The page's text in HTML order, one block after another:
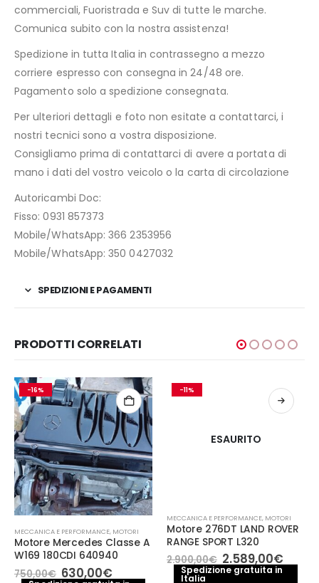
commerciali, Fuoristrada e Suv di tutte le marche.
Comunica subito con la nostra assistenza!
Spedizione in tutta Italia in contrassegno a mezzo
corriere espresso con consegna in 24/48 ore.
Pagamento solo a spedizione consegnata.
Per ulteriori dettagli e foto non esitate a contattarci, i
nostri tecnici sono a vostra disposizione.
Consigliamo prima di contattarci di avere a portata di
mano i dati del vostro veicolo o la carta di circolazione
Autoricambi Doc:
Fisso: 0931 857373
Mobile/WhatsApp: 366 2353956
Mobile/WhatsApp: 350 0427032
SPEDIZIONI E PAGAMENTI
PRODOTTI CORRELATI
-16%
MECCANICA E PERFORMANCE, MOTORI
Motore Mercedes Classe A
W169 180CDI 640940
750,00€ Il
630,00€Il
-11%
ESAURITO
MECCANICA E PERFORMANCE, MOTORI
Motore 276DT LAND ROVER
RANGE SPORT L320
2.900,00€ Il
prezzo
2.589,00€Il
Spedizione gratuita in
Italia